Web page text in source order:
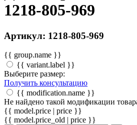
1218-805-969
Артикул: 1218-805-969
{{ group.name }}
{{ variant.label }}
Выберите размер:
Получить консультацию
{{ modification.name }}
Не найдено такой модификации
{{ model.price | price }}
{{ model.price_old | price }}